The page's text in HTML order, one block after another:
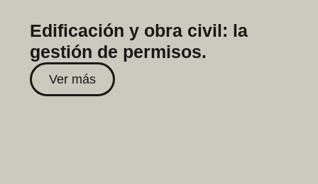
Edificación y obra civil: la
gestión de permisos.
Ver más